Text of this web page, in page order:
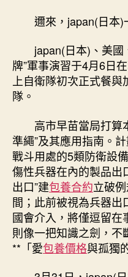
邇來，japan(日本)
japan(日本)、美國
牌”軍事演習于4月6日
上自衛隊初次正式餐
隊。
高市早苗當局打算
準繩”及其應用指南。
戰斗用處的5類防衛設
傷性兵器在內的製品出
出口”建包養合約立破
間；此前被視為兵器出
國會介入，將僅逗留在
則像一把知識之劍，
**「愛包養價格與孤獨